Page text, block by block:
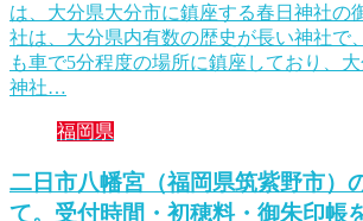
は、大分県大分市に鎮座する春日神社の
社は、大分県内有数の歴史が長い神社で
も車で5分程度の場所に鎮座しており、
神社…
福岡県
二日市八幡宮（福岡県筑紫野市）
て。受付時間・初穂料・御朱印帳